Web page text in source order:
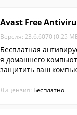
Avast Free
Версия: 23.6.6070 (0.25
Бесплатная
я домашнего
защитить ваш
тевых угроз....
Лицензия: Бесплатно